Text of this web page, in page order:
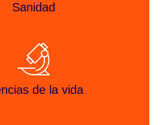
Sanidad
de la vida